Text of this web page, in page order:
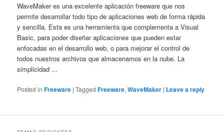
WaveMaker es una excelente aplicación freeware que nos
permite desarrollar todo tipo de aplicaciones web de forma rápida
y sencilla. Esta es una herramienta que complementa a Visual
Basic, para poder diseñar aplicaciones que pueden estar
enfocadas en el desarrollo web, o para mejorar el control de
todos nuestros archivos que almacenamos en la nube. La
simplicidad ...
Posted in Freeware |Tagged Freeware,WaveMaker | Leave a reply